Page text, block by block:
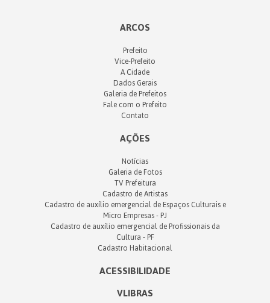
ARCOS
Prefeito
Vice-Prefeito
A Cidade
Dados Gerais
Galeria de Prefeitos
Fale com o Prefeito
Contato
AÇÕES
Notícias
Galeria de Fotos
TV Prefeitura
Cadastro de Artistas
Cadastro de auxílio emergencial de Espaços Culturais e
Micro Empresas - PJ
Cadastro de auxílio emergencial de Profissionais da
Cultura - PF
Cadastro Habitacional
ACESSIBILIDADE
VLIBRAS